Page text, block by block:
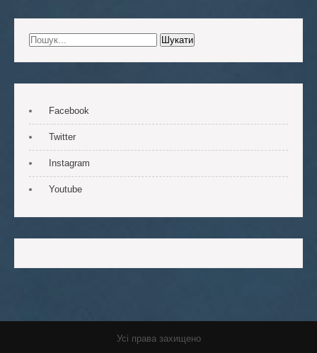
Facebook
Twitter
Instagram
Youtube
Усі права захищено